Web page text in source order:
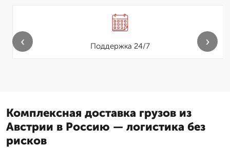
Поддержка 24/7
‹ ›
Комплексная доставка грузов из
Австрии в Россию — логистика без
рисков